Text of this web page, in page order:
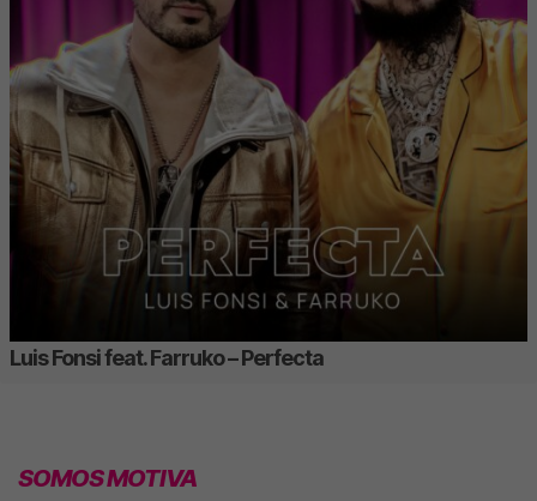
Luis Fonsi feat. Farruko – Perfecta
SOMOS MOTIVA